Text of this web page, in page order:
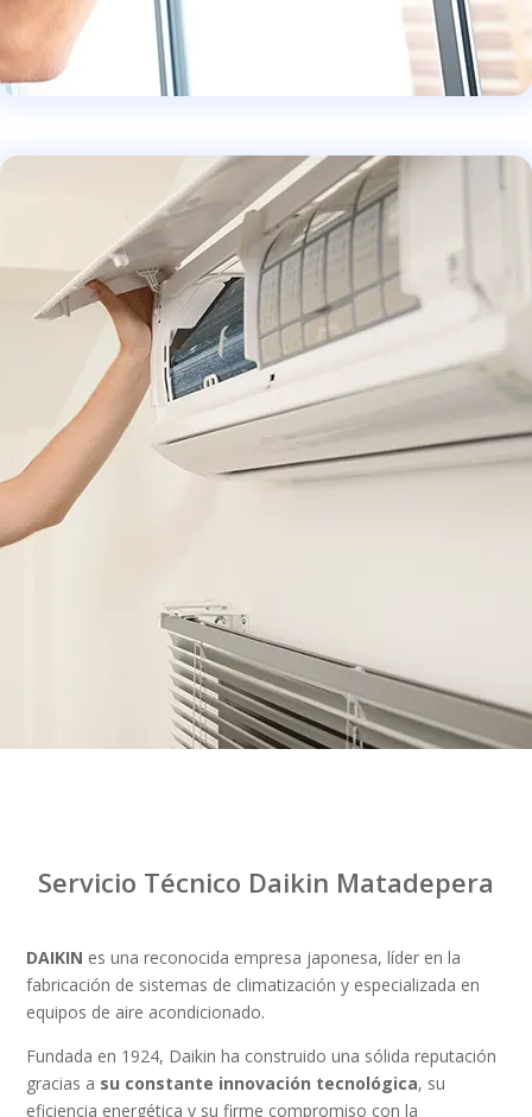
Servicio Técnico Daikin Matadepera
DAIKIN es una reconocida empresa japonesa, líder en la
fabricación de sistemas de climatización y especializada en
equipos de aire acondicionado.
Fundada en 1924, Daikin ha construido una sólida reputación
gracias a su constante innovación tecnológica, su
eficiencia energética y su firme compromiso con la